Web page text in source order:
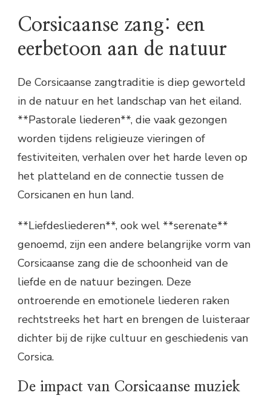
Corsicaanse zang: een
eerbetoon aan de natuur
De Corsicaanse zangtraditie is diep geworteld
in de natuur en het landschap van het eiland.
**Pastorale liederen**, die vaak gezongen
worden tijdens religieuze vieringen of
festiviteiten, verhalen over het harde leven op
het platteland en de connectie tussen de
Corsicanen en hun land.
**Liefdesliederen**, ook wel **serenate**
genoemd, zijn een andere belangrijke vorm van
Corsicaanse zang die de schoonheid van de
liefde en de natuur bezingen. Deze
ontroerende en emotionele liederen raken
rechtstreeks het hart en brengen de luisteraar
dichter bij de rijke cultuur en geschiedenis van
Corsica.
De impact van Corsicaanse muziek